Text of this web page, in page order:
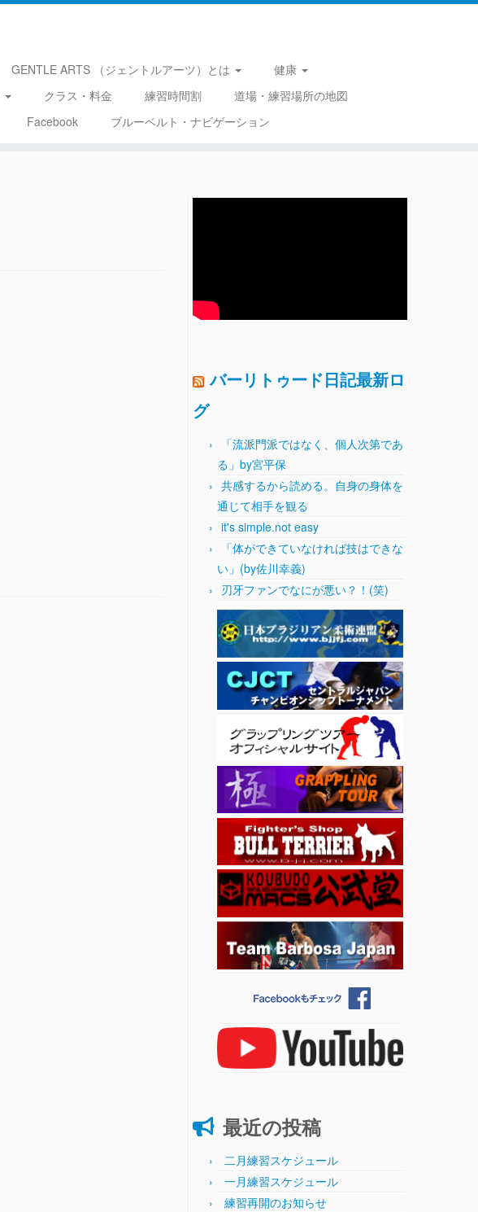
GENTLE ARTS （ジェントルアーツ）とは
健康
クラス・料金 練習時間割
道場・練習場所の地図
Facebook ブルーベルト・ナビゲーション
バーリトゥード日記最新ロ
グ
「流派門派ではなく、個人次第であ
る」by宮平保
共感するから読める。自身の身体を
通じて相手を観る
it's simple.not easy
「体ができていなければ技はできな
い」(by佐川幸義)
刃牙ファンでなにが悪い？！(笑)
最近の投稿
二月練習スケジュール
一月練習スケジュール
練習再開のお知らせ